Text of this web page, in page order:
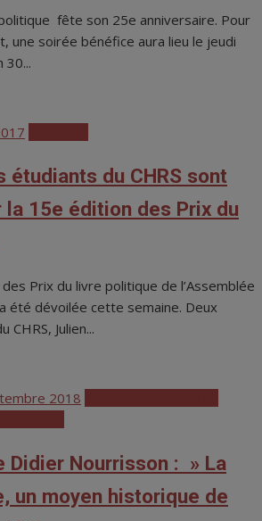
fête son 25e anniversaire. Pour
une soirée bénéfice aura lieu le jeudi
30...
étudiants du CHRS sont
15e édition des Prix du
Prix du livre politique de l’Assemblée
été dévoilée cette semaine. Deux
Julien...
2018
Didier Nourrisson : » La
un moyen historique de